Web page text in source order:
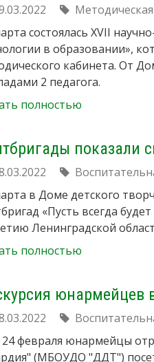
состоялась XVII
в образовании»,
кабинета. От
2 педагога.
полностью
показали
в Доме детского
«Пусть всегда
Ленинградской
полностью
24 февраля юнармейцы
(МБОУДО "ДДТ")